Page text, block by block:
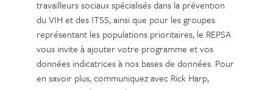
travailleurs sociaux spécialisés dans la prévention
du VIH et des ITSS, ainsi que pour les groupes
représentant les populations prioritaires, le REPSA
vous invite à ajouter votre programme et vos
données indicatrices à nos bases de données. Pour
en savoir plus, communiquez avec Rick Harp,